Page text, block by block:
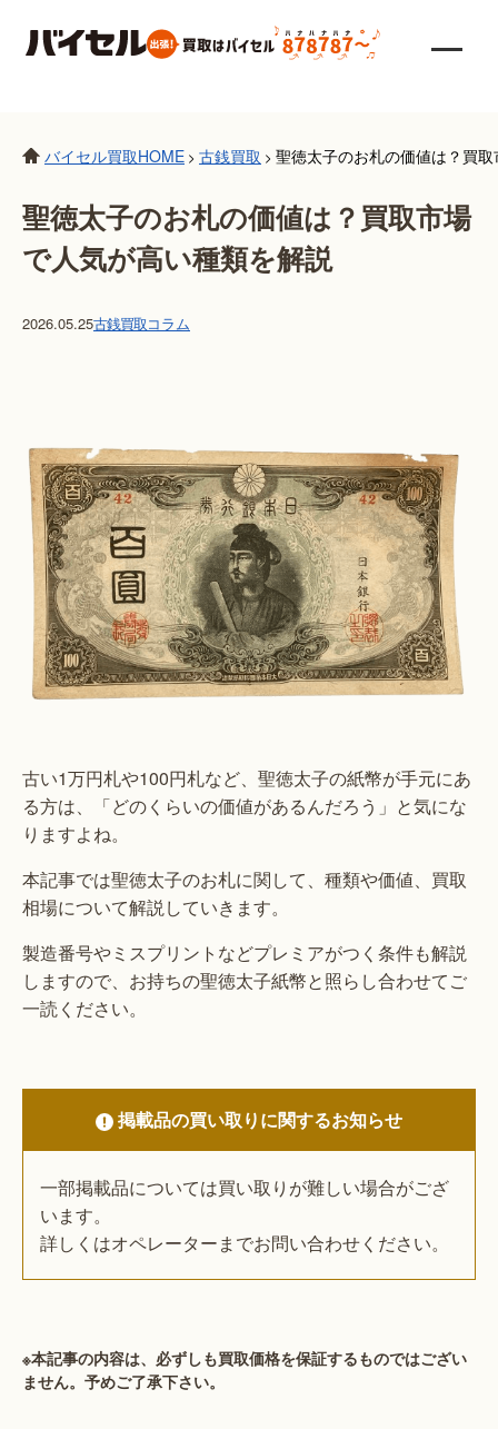
バイセル買取HOME > 古銭買取 > 聖徳太子のお札の価値は？買
聖徳太子のお札の価値は？買取市場
で人気が高い種類を解説
2026.05.25古銭買取コラム
古い1万円札や100円札など、聖徳太子の紙幣が手元にあ
る方は、「どのくらいの価値があるんだろう」と気にな
りますよね。
本記事では聖徳太子のお札に関して、種類や価値、買取
相場について解説していきます。
製造番号やミスプリントなどプレミアがつく条件も解説
しますので、お持ちの聖徳太子紙幣と照らし合わせてご
一読ください。
掲載品の買い取りに関するお知らせ
一部掲載品については買い取りが難しい場合がござ
います。
詳しくはオペレーターまでお問い合わせください。
※本記事の内容は、必ずしも買取価格を保証するものではござい
ません。予めご了承下さい。